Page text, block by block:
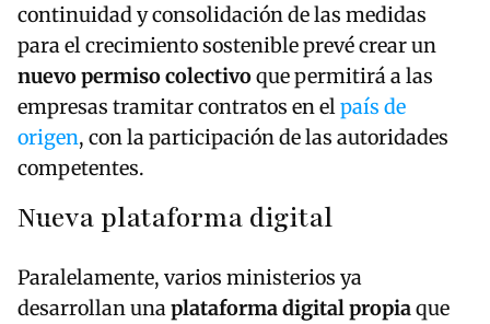
continuidad y consolidación de las medidas
para el crecimiento sostenible prevé crear un
nuevo permiso colectivoque permitirá a las
empresas tramitar contratos en elpaís de
origen, con la participación de las autoridades
competentes.
Nueva plataforma digital
Paralelamente, varios ministerios ya
desarrollan unaplataforma digital propiaque